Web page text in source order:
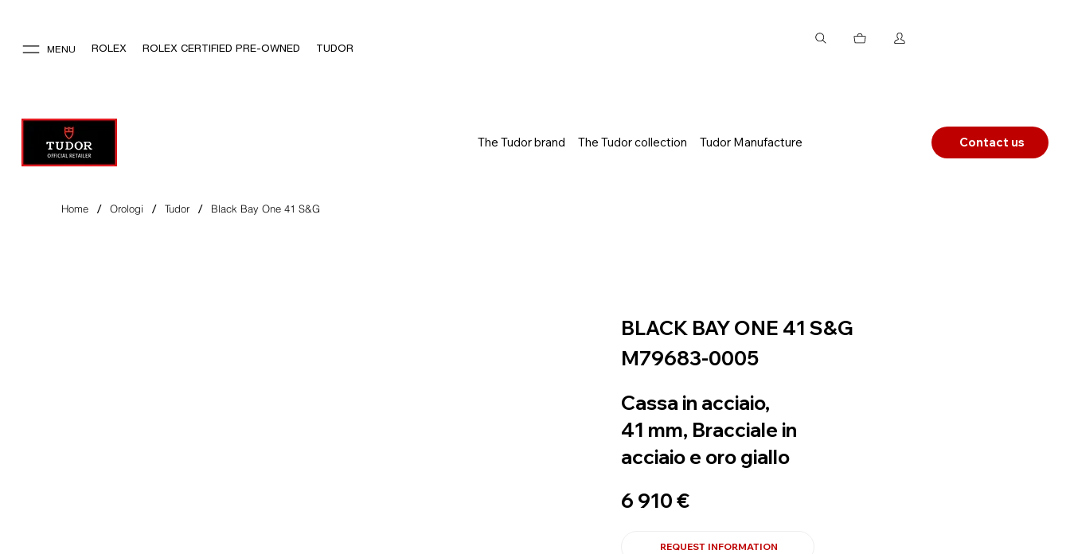
MENU ROLEX ROLEX CERTIFIED PRE-OWNED TUDOR
The Tudor brand The Tudor collection Tudor Manufacture Contact us
Home / Orologi / Tudor / Black Bay One 41 S&G
BLACK BAY ONE 41 S&G
M79683-0005
Cassa in acciaio,
41 mm, Bracciale in
acciaio e oro giallo
6 910 €
REQUEST INFORMATION